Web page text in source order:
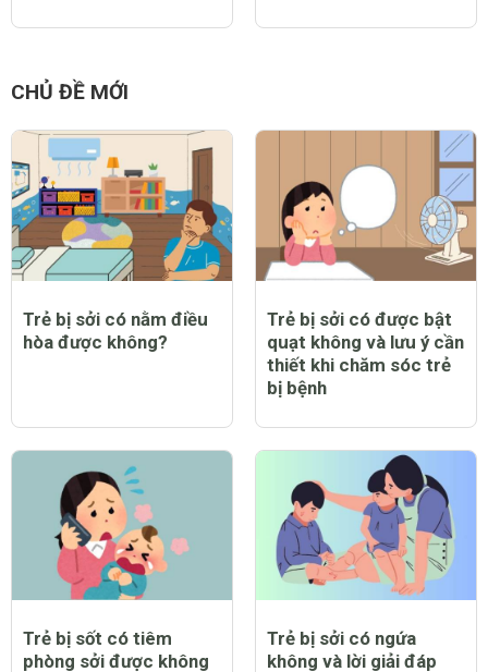
CHỦ ĐỀ MỚI
Trẻ bị sởi có nằm điều
hòa được không?
Trẻ bị sởi có được bật
quạt không và lưu ý cần
thiết khi chăm sóc trẻ
bị bệnh
Trẻ bị sốt có tiêm
phòng sởi được không
Trẻ bị sởi có ngứa
không và lời giải đáp